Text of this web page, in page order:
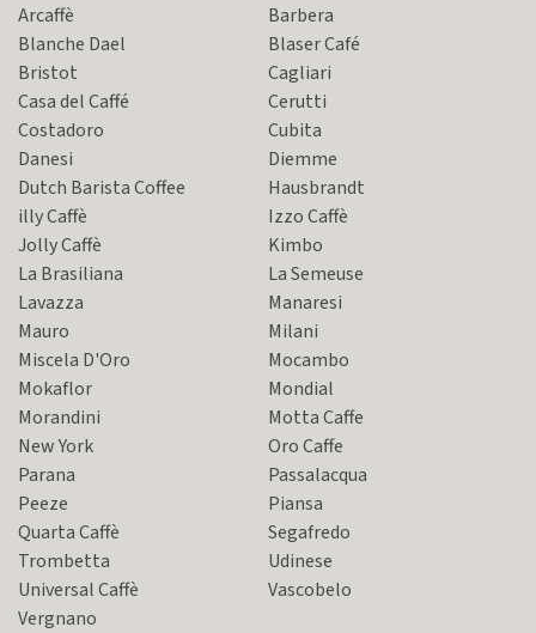
Arcaffè
Barbera
Blanche Dael
Blaser Café
Bristot
Cagliari
Casa del Caffé
Cerutti
Costadoro
Cubita
Danesi
Diemme
Dutch Barista Coffee
Hausbrandt
illy Caffè
Izzo Caffè
Jolly Caffè
Kimbo
La Brasiliana
La Semeuse
Lavazza
Manaresi
Mauro
Milani
Miscela D'Oro
Mocambo
Mokaflor
Mondial
Morandini
Motta Caffe
New York
Oro Caffe
Parana
Passalacqua
Peeze
Piansa
Quarta Caffè
Segafredo
Trombetta
Udinese
Universal Caffè
Vascobelo
Vergnano